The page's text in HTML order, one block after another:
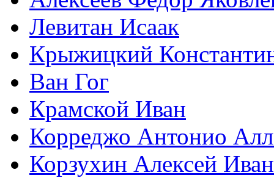
Левитан Исаак
Крыжицкий
Ван Гог
Крамской Иван
Корреджо Антонио
Корзухин Алексей